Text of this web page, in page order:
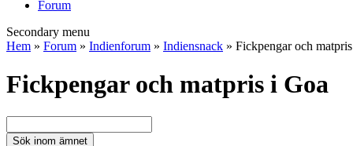
Forum
Secondary menu
Hem » Forum » Indienforum » Indiensnack » Fickpengar och
Fickpengar och matpris i Goa